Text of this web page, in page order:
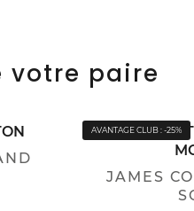
votre paire
AVANTAGE CLUB : -25%
CIRAGE
JAMES